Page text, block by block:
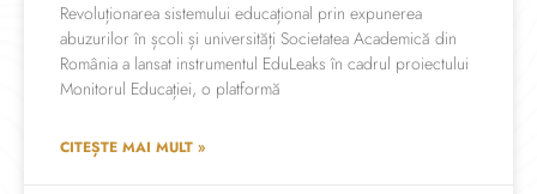
Revoluționarea sistemului educațional prin expunerea
abuzurilor în școli și universități Societatea Academică din
România a lansat instrumentul EduLeaks în cadrul proiectului
Monitorul Educației, o platformă
CITEȘTE MAI MULT »